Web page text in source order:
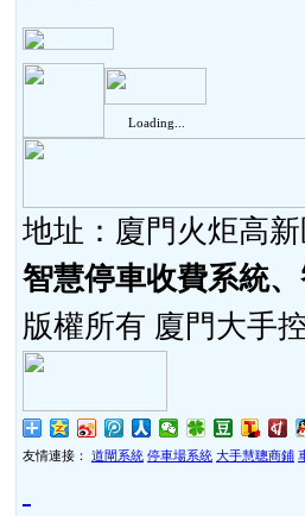
Loading...
地址：廈門火炬高
智慧停車收費系統
版權所有 廈門大手
友情連接： 道閘系統 停車場系統 大手慧聰商鋪